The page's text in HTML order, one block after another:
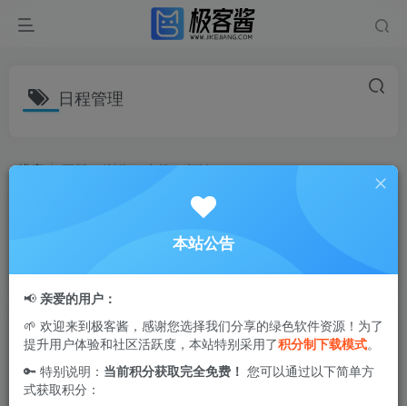
日程管理
排序 更新 浏览 点赞 评论
指尖时光 v8.8.3 会员版 | 智能日程提
醒，让重要事务不错过
生活相关
6个月前 9139
滴答清单 v7.6.7.0 会员版 | 高效日程管
理神器，助你轻松掌控时间
学习办公
本站公告
📢 亲爱的用户：
🌱 欢迎来到极客酱，感谢您选择我们分享的绿色软件资源！为了
提升用户体验和社区活跃度，本站特别采用了积分制下载模式。
🔑 特别说明： 当前积分获取完全免费！ 您可以通过以下简单方
式获取积分：